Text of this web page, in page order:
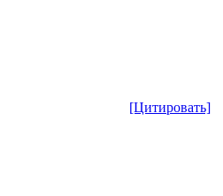
[Цитировать]